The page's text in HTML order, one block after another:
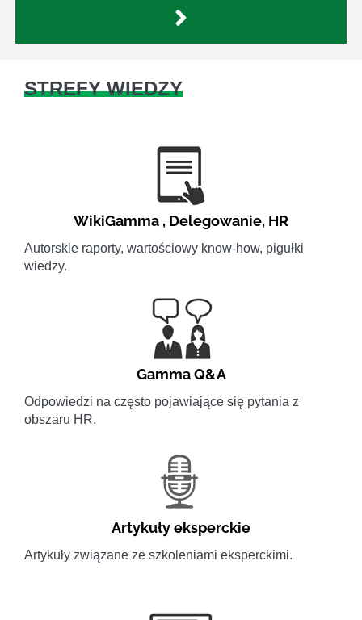
STREFY WIEDZY
WikiGamma , Delegowanie, HR
Autorskie raporty, wartościowy know-how, pigułki
wiedzy.
Gamma Q&A
Odpowiedzi na często pojawiające się pytania z
obszaru HR.
Artykuły eksperckie
Artykuły związane ze szkoleniami eksperckimi.